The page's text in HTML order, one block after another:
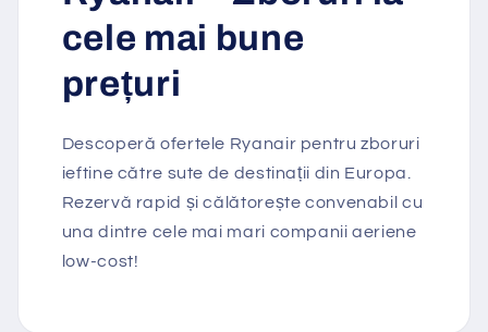
cele mai bune
prețuri
Descoperă ofertele Ryanair pentru zboruri
ieftine către sute de destinații din Europa.
Rezervă rapid și călătorește convenabil cu
una dintre cele mai mari companii aeriene
low-cost!